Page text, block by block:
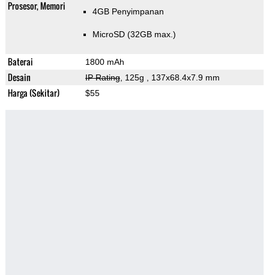
Prosesor, Memori 4GB Penyimpanan
MicroSD (32GB max.)
Baterai 1800 mAh
Desain IP Rating, 125g , 137x68.4x7.9 mm
Harga (Sekitar) $55